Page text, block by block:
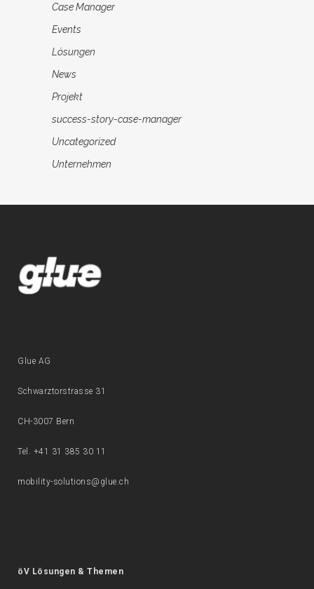
Case Manager
Events
Lösungen
News
Projekt
success-story-case-manager
Uncategorized
Unternehmen
Glue AG
Schwarztorstrasse 31
CH-3007 Bern
Tel. +41 31 385 30 11
mobility-solutions@glue.ch
öV Lösungen & Themen